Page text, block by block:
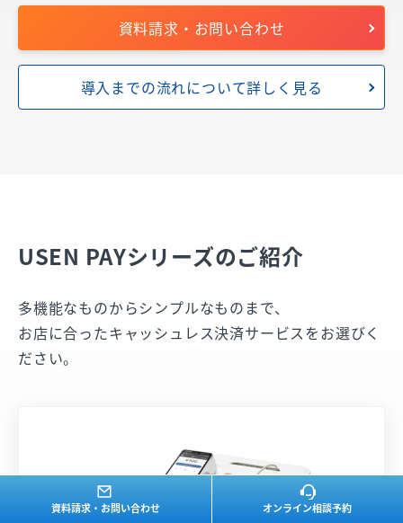
資料請求・お問い合わせ
導入までの流れについて詳しく見る
USEN PAYシリーズのご紹介
多機能なものからシンプルなものまで、
お店に合ったキャッシュレス決済サービスをお選びく
ださい。
資料請求・お問い合わせ オンライン相談予約